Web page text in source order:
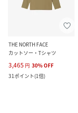
THE NORTH FACE
カットソー・Tシャツ
3,465 円 30%OFF
31ポイント(1倍)